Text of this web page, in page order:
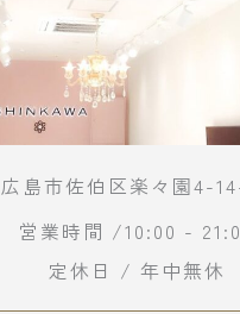
広島市佐伯区楽々園4-
営業時間 /10:00 -
定休日 / 年中無休